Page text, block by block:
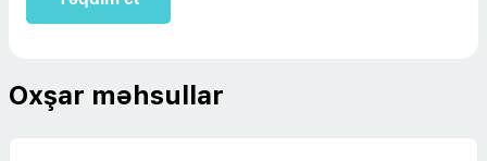
Oxşar məhsullar